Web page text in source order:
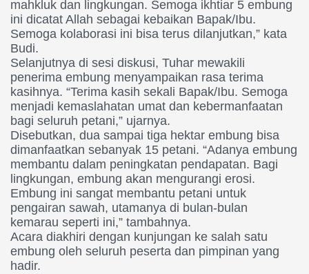
mahkluk dan lingkungan. Semoga ikhtiar 5 embung
ini dicatat Allah sebagai kebaikan Bapak/Ibu.
Semoga kolaborasi ini bisa terus dilanjutkan,” kata
Budi.
Selanjutnya di sesi diskusi, Tuhar mewakili
penerima embung menyampaikan rasa terima
kasihnya. “Terima kasih sekali Bapak/Ibu. Semoga
menjadi kemaslahatan umat dan kebermanfaatan
bagi seluruh petani,” ujarnya.
Disebutkan, dua sampai tiga hektar embung bisa
dimanfaatkan sebanyak 15 petani. “Adanya embung
membantu dalam peningkatan pendapatan. Bagi
lingkungan, embung akan mengurangi erosi.
Embung ini sangat membantu petani untuk
pengairan sawah, utamanya di bulan-bulan
kemarau seperti ini,” tambahnya.
Acara diakhiri dengan kunjungan ke salah satu
embung oleh seluruh peserta dan pimpinan yang
hadir.